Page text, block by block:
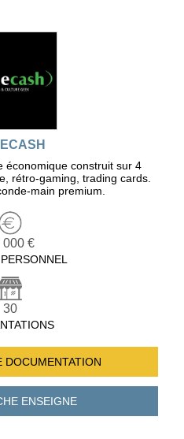
économique construit sur 4
rétro-gaming, trading cards.
main premium.
000 €
30
DOCUMENTATION
ENSEIGNE